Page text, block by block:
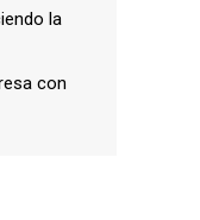
la
con